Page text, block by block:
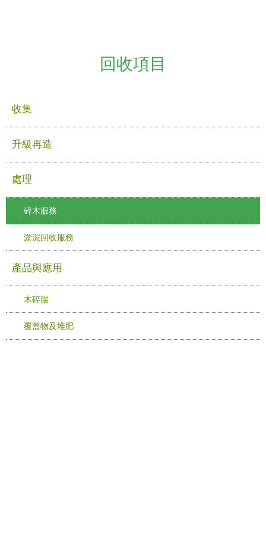
回收項目
收集
升級再造
處理
碎木服務
淤泥回收服務
產品與應用
木碎腸
覆蓋物及堆肥